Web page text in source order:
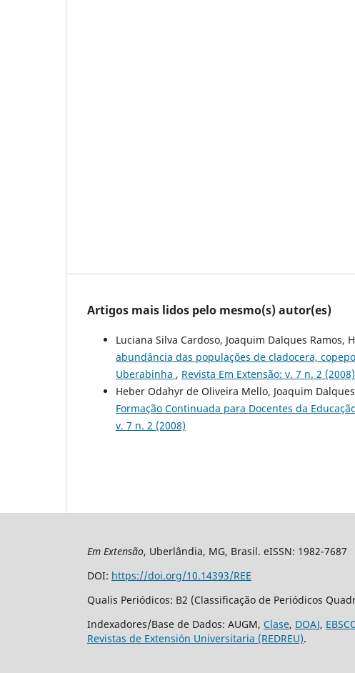
Artigos mais lidos pelo mesmo(s) autor(es)
Luciana Silva Cardoso, Joaquim Dalques Ramos,
abundância das populações de cladocera,
Uberabinha , Revista Em Extensão: v. 7 n. 2 (2008)
Heber Odahyr de Oliveira Mello, Joaquim
Formação Continuada para Docentes da
v. 7 n. 2 (2008)
Em Extensão, Uberlândia, MG, Brasil. eISSN: 1982-7687
DOI: https://doi.org/10.14393/REE
Qualis Periódicos: B2 (Classificação de Periódicos
Indexadores/Base de Dados: AUGM, Clase, DOAJ,
Revistas de Extensión Universitaria (REDREU).